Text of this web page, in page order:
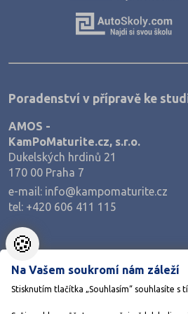
Zemědělství a lesnictví
Policejní a vojenské obory
Právo
Zdravotnické obory
Pedagogika a sociální péče
Umělecké obory
Šance na přijetí
Poradenství v přípravě ke
AMOS -
KamPoMaturite.cz, s.r.o.
Dukelských hrdinů 21
170 00 Praha 7
e-mail: info@kampomaturite.cz
tel: +420 606 411 115
🍪
Na Vašem soukromí nám záleží
Stisknutím tlačítka „Souhlasím“ souhlasíte s